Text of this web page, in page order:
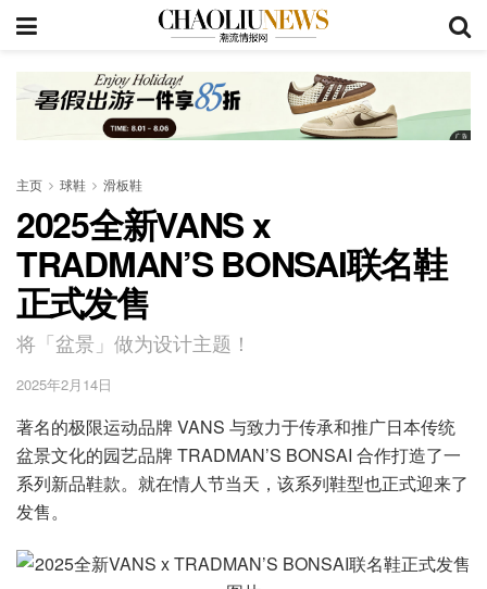
主页 球鞋 滑板鞋
2025全新VANS x
TRADMAN’S BONSAI联名鞋
正式发售
将「盆景」做为设计主题！
2025年2月14日
著名的极限运动品牌 VANS 与致力于传承和推广日本传统
盆景文化的园艺品牌 TRADMAN’S BONSAI 合作打造了一
系列新品鞋款。就在情人节当天，该系列鞋型也正式迎来了
发售。